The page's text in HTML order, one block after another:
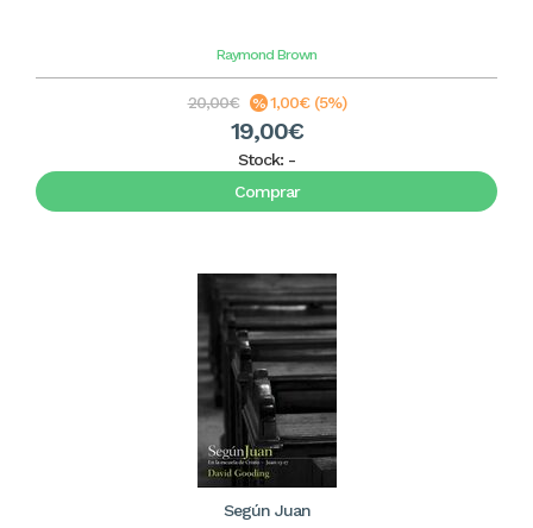
Raymond Brown
20,00€ 1,00€ (5%)
19,00€
Stock: -
Comprar
Según Juan